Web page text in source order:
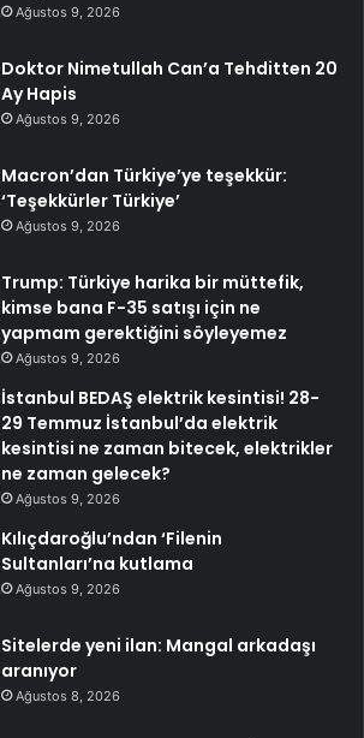
Ağustos 9, 2026
Doktor Nimetullah Can’a Tehditten 20
Ay Hapis
Ağustos 9, 2026
Macron’dan Türkiye’ye teşekkür:
‘Teşekkürler Türkiye’
Ağustos 9, 2026
Trump: Türkiye harika bir müttefik,
kimse bana F-35 satışı için ne
yapmam gerektiğini söyleyemez
Ağustos 9, 2026
İstanbul BEDAŞ elektrik kesintisi! 28-
29 Temmuz İstanbul’da elektrik
kesintisi ne zaman bitecek, elektrikler
ne zaman gelecek?
Ağustos 9, 2026
Kılıçdaroğlu’ndan ‘Filenin
Sultanları’na kutlama
Ağustos 9, 2026
Sitelerde yeni ilan: Mangal arkadaşı
aranıyor
Ağustos 8, 2026